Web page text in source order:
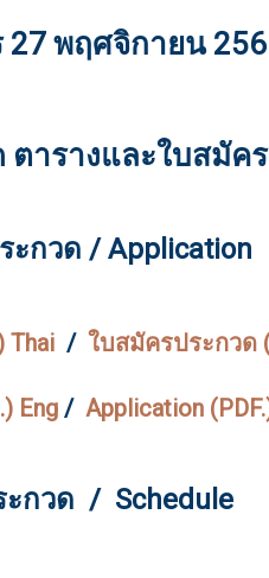
พฤศจิกายน
ตารางและใบสมัค
ะกวด / Application
Thai / ใบสมัครประกวด
Eng/ Application
ะกวด / Schedule